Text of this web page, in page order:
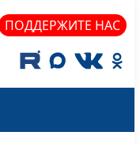
ПОДДЕРЖИТЕ НАС
#171
#170
#168